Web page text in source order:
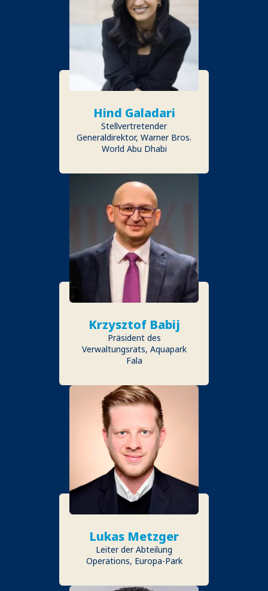
Hind Galadari
Stellvertretender
Generaldirektor, Warner Bros.
World Abu Dhabi
Krzysztof Babij
Präsident des
Verwaltungsrats, Aquapark
Fala
Lukas Metzger
Leiter der Abteilung
Operations, Europa-Park